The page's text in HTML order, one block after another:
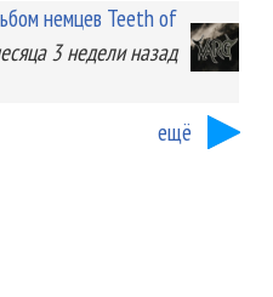
немцев Teeth of
3 неделиназад
ещё